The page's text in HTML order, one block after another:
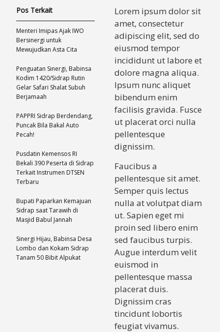
Lorem ipsum dolor sit
amet, consectetur
adipiscing elit, sed do
eiusmod tempor
incididunt ut labore et
dolore magna aliqua.
Ipsum nunc aliquet
bibendum enim
facilisis gravida. Fusce
ut placerat orci nulla
pellentesque
dignissim.
Faucibus a
pellentesque sit amet.
Semper quis lectus
nulla at volutpat diam
ut. Sapien eget mi
proin sed libero enim
sed faucibus turpis.
Augue interdum velit
euismod in
pellentesque massa
placerat duis.
Dignissim cras
tincidunt lobortis
feugiat vivamus.
Pos Terkait
Menteri Imipas Ajak IWO
Bersinergi untuk
Mewujudkan Asta Cita
Penguatan Sinergi, Babinsa
Kodim 1420/Sidrap Rutin
Gelar Safari Shalat Subuh
Berjamaah
PAPPRI Sidrap Berdendang,
Puncak Bila Bakal Auto
Pecah!
Pusdatin Kemensos RI
Bekali 390 Peserta di Sidrap
Terkait Instrumen DTSEN
Terbaru
Bupati Paparkan Kemajuan
Sidrap saat Tarawih di
Masjid Babul Jannah
​Sinergi Hijau, Babinsa Desa
Lombo dan Kokam Sidrap
Tanam 50 Bibit Alpukat